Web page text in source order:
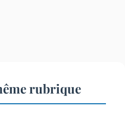
rubrique